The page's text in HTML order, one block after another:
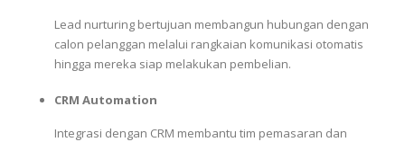
Lead nurturing bertujuan membangun hubungan dengan
calon pelanggan melalui rangkaian komunikasi otomatis
hingga mereka siap melakukan pembelian.
CRM Automation
Integrasi dengan CRM membantu tim pemasaran dan